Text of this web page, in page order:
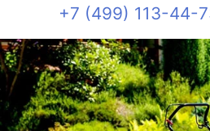
+7 (499) 113-44-